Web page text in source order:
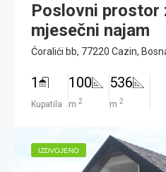
Poslovni prostor
mjesečni najam
Ćoralići bb, 77220 Cazin,
1
Kupatila
100
m 2
536
m 2
IZDVOJENO